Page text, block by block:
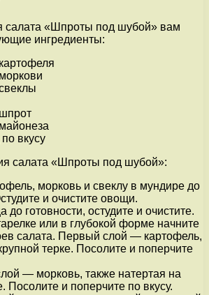
салата «Шпроты под шубой» вам
ингредиенты:
вкусу
салата «Шпроты под шубой»:
морковь и свеклу в мундире до
и очистите овощи.
до готовности, остудите и очистите.
или в глубокой форме начните
салата. Первый слой — картофель,
терке. Посолите и поперчите
— морковь, также натертая на
Посолите и поперчите по вкусу.